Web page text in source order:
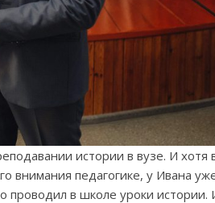
истории в вузе. И хотя
внимания педагогике, у Ивана
проводил в школе уроки истории.